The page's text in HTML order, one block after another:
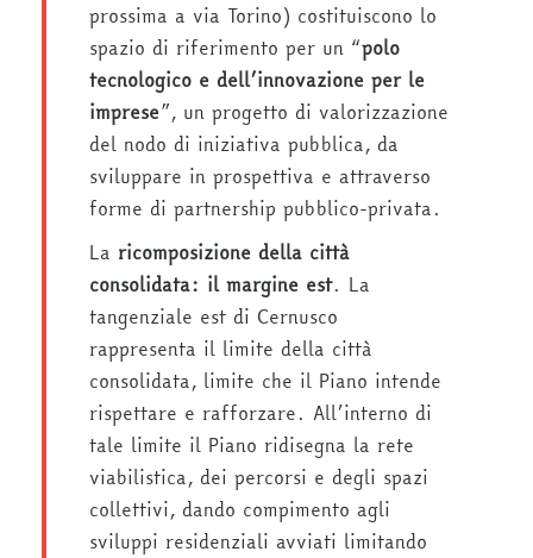
prossima a via Torino) costituiscono lo
spazio di riferimento per un “polo
tecnologico e dell’innovazione per le
imprese”, un progetto di valorizzazione
del nodo di iniziativa pubblica, da
sviluppare in prospettiva e attraverso
forme di partnership pubblico-privata.
La ricomposizione della città
consolidata: il margine est. La
tangenziale est di Cernusco
rappresenta il limite della città
consolidata, limite che il Piano intende
rispettare e rafforzare. All’interno di
tale limite il Piano ridisegna la rete
viabilistica, dei percorsi e degli spazi
collettivi, dando compimento agli
sviluppi residenziali avviati limitando